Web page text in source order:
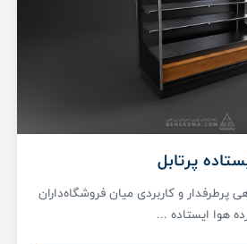
پرتابل
پرطرفدار و کاربردی میان فروشگاه‌داران
هوا ایستاده ...